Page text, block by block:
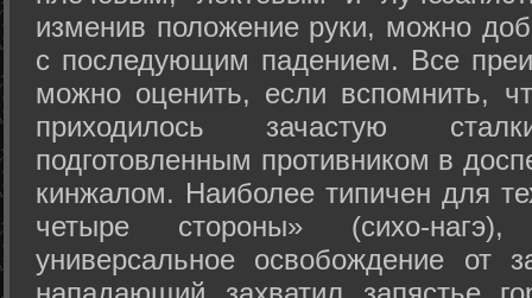
изменив положение руки, можно
с последующим падением. Все
можно оценить, если вспомнить,
приходилось зачастую
подготовленным противником в
кинжалом. Наиболее типичен для
четыре стороны» (сихо-
универсальное освобождение от